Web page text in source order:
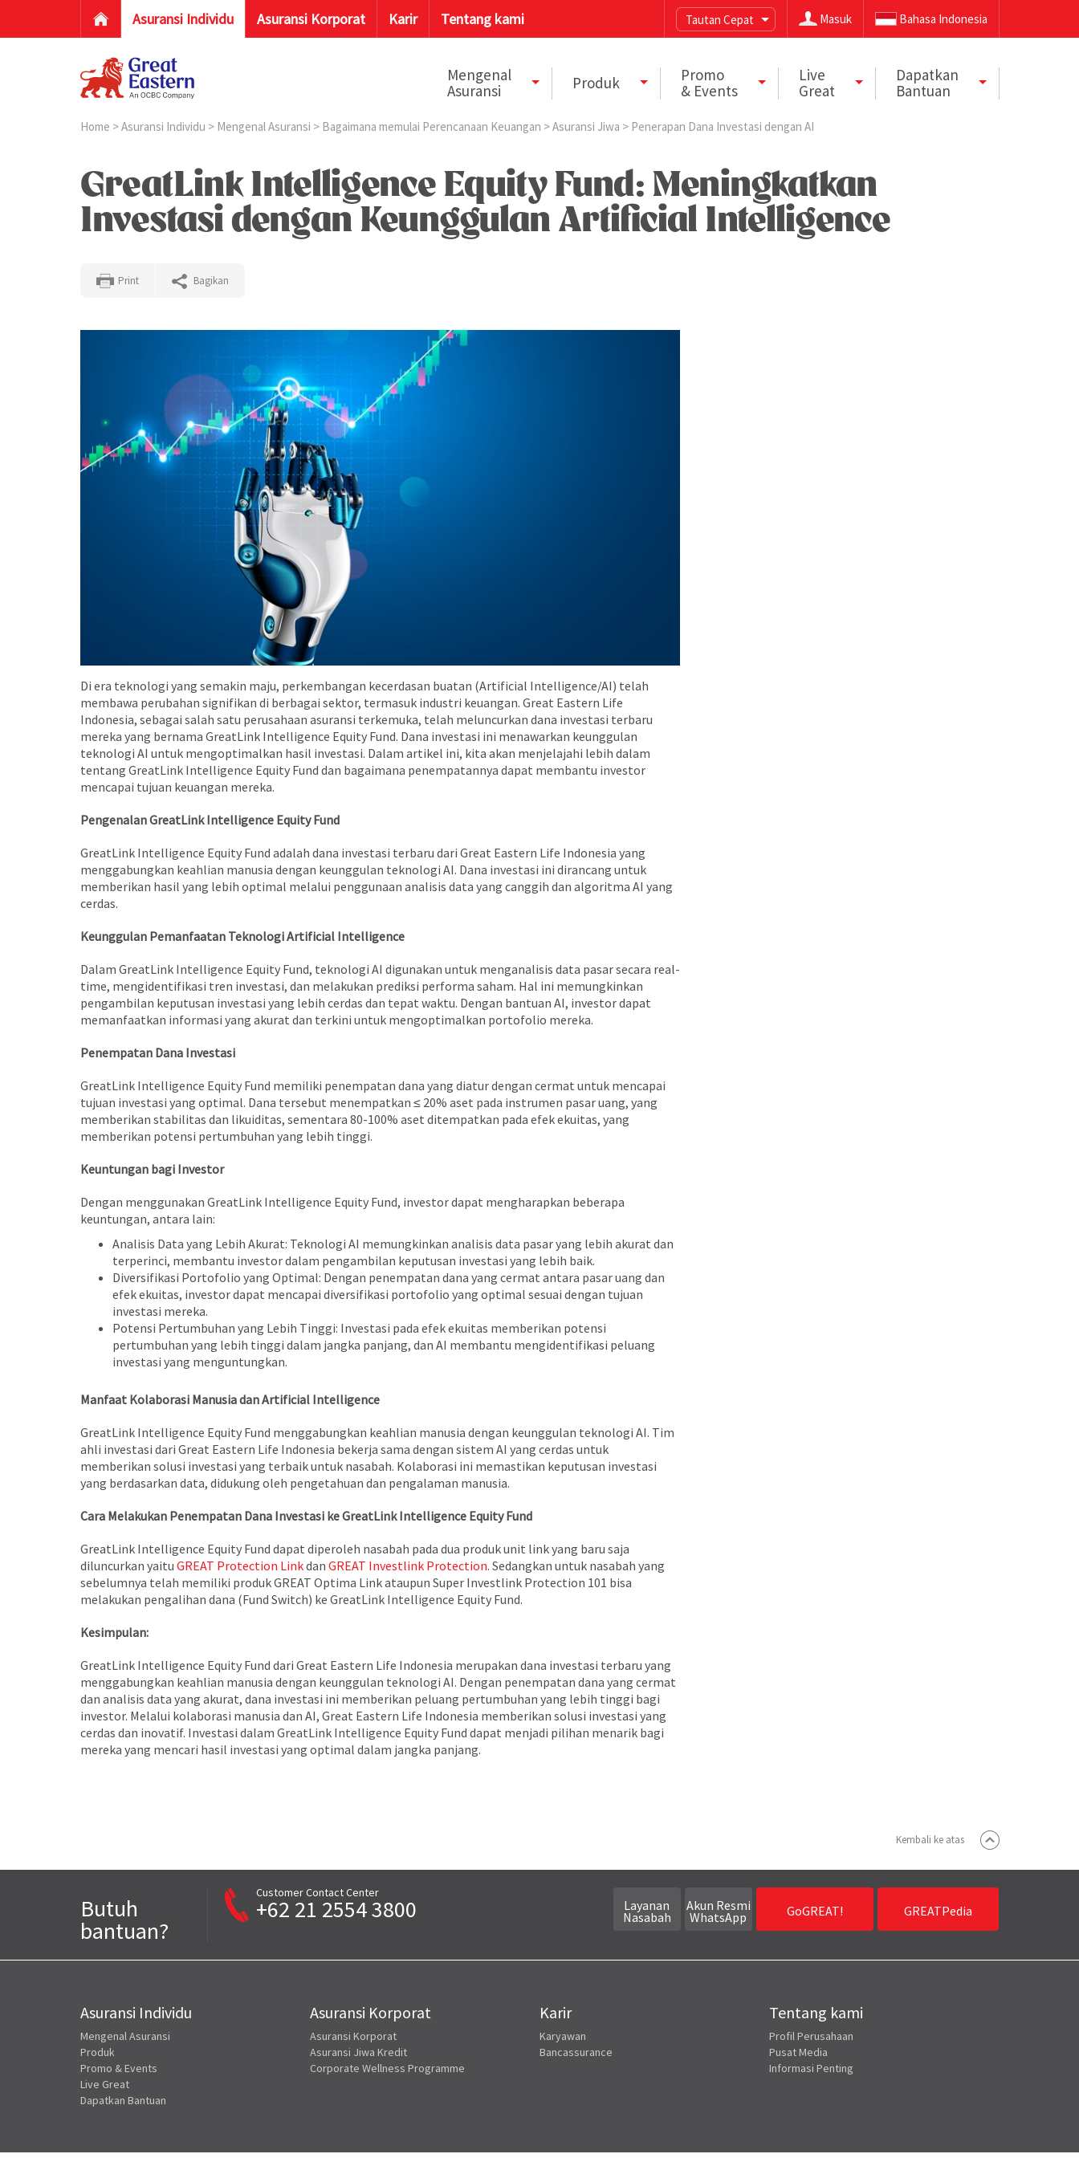
Asuransi Individu Asuransi Korporat Karir Tentang kami Tautan Cepat Masuk Bahasa Indonesia
Mengenal
Asuransi
Produk
Promo
& Events
Live
Great
Dapatkan
Bantuan
Home >Asuransi Individu > Mengenal Asuransi > Bagaimana memulai Perencanaan Keuangan >Asuransi Jiwa > Penerapan Dana Investasi dengan AI
GreatLink Intelligence Equity Fund: Meningkatkan
Investasi dengan Keunggulan Artificial Intelligence
Print Bagikan
Di era teknologi yang semakin maju, perkembangan kecerdasan buatan (Artificial Intelligence/AI) telah
membawa perubahan signifikan di berbagai sektor, termasuk industri keuangan. Great Eastern Life
Indonesia, sebagai salah satu perusahaan asuransi terkemuka, telah meluncurkan dana investasi terbaru
mereka yang bernama GreatLink Intelligence Equity Fund. Dana investasi ini menawarkan keunggulan
teknologi AI untuk mengoptimalkan hasil investasi. Dalam artikel ini, kita akan menjelajahi lebih dalam
tentang GreatLink Intelligence Equity Fund dan bagaimana penempatannya dapat membantu investor
mencapai tujuan keuangan mereka.
Pengenalan GreatLink Intelligence Equity Fund
GreatLink Intelligence Equity Fund adalah dana investasi terbaru dari Great Eastern Life Indonesia yang
menggabungkan keahlian manusia dengan keunggulan teknologi AI. Dana investasi ini dirancang untuk
memberikan hasil yang lebih optimal melalui penggunaan analisis data yang canggih dan algoritma AI yang
cerdas.
Keunggulan Pemanfaatan Teknologi Artificial Intelligence
Dalam GreatLink Intelligence Equity Fund, teknologi AI digunakan untuk menganalisis data pasar secara real-
time, mengidentifikasi tren investasi, dan melakukan prediksi performa saham. Hal ini memungkinkan
pengambilan keputusan investasi yang lebih cerdas dan tepat waktu. Dengan bantuan AI, investor dapat
memanfaatkan informasi yang akurat dan terkini untuk mengoptimalkan portofolio mereka.
Penempatan Dana Investasi
GreatLink Intelligence Equity Fund memiliki penempatan dana yang diatur dengan cermat untuk mencapai
tujuan investasi yang optimal. Dana tersebut menempatkan ≤ 20% aset pada instrumen pasar uang, yang
memberikan stabilitas dan likuiditas, sementara 80-100% aset ditempatkan pada efek ekuitas, yang
memberikan potensi pertumbuhan yang lebih tinggi.
Keuntungan bagi Investor
Dengan menggunakan GreatLink Intelligence Equity Fund, investor dapat mengharapkan beberapa
keuntungan, antara lain:
Analisis Data yang Lebih Akurat: Teknologi AI memungkinkan analisis data pasar yang lebih akurat dan
terperinci, membantu investor dalam pengambilan keputusan investasi yang lebih baik.
Diversifikasi Portofolio yang Optimal: Dengan penempatan dana yang cermat antara pasar uang dan
efek ekuitas, investor dapat mencapai diversifikasi portofolio yang optimal sesuai dengan tujuan
investasi mereka.
Potensi Pertumbuhan yang Lebih Tinggi: Investasi pada efek ekuitas memberikan potensi
pertumbuhan yang lebih tinggi dalam jangka panjang, dan AI membantu mengidentifikasi peluang
investasi yang menguntungkan.
Manfaat Kolaborasi Manusia dan Artificial Intelligence
GreatLink Intelligence Equity Fund menggabungkan keahlian manusia dengan keunggulan teknologi AI. Tim
ahli investasi dari Great Eastern Life Indonesia bekerja sama dengan sistem AI yang cerdas untuk
memberikan solusi investasi yang terbaik untuk nasabah. Kolaborasi ini memastikan keputusan investasi
yang berdasarkan data, didukung oleh pengetahuan dan pengalaman manusia.
Cara Melakukan Penempatan Dana Investasi ke GreatLink Intelligence Equity Fund
GreatLink Intelligence Equity Fund dapat diperoleh nasabah pada dua produk unit link yang baru saja
diluncurkan yaitu GREAT Protection Linkdan GREAT Investlink Protection. Sedangkan untuk nasabah yang
sebelumnya telah memiliki produk GREAT Optima Link ataupun Super Investlink Protection 101 bisa
melakukan pengalihan dana (Fund Switch) ke GreatLink Intelligence Equity Fund.
Kesimpulan:
GreatLink Intelligence Equity Fund dari Great Eastern Life Indonesia merupakan dana investasi terbaru yang
menggabungkan keahlian manusia dengan keunggulan teknologi AI. Dengan penempatan dana yang cermat
dan analisis data yang akurat, dana investasi ini memberikan peluang pertumbuhan yang lebih tinggi bagi
investor. Melalui kolaborasi manusia dan AI, Great Eastern Life Indonesia memberikan solusi investasi yang
cerdas dan inovatif. Investasi dalam GreatLink Intelligence Equity Fund dapat menjadi pilihan menarik bagi
mereka yang mencari hasil investasi yang optimal dalam jangka panjang.
Kembali ke atas
Butuh
bantuan?
Customer Contact Center
+62 21 2554 3800 Layanan
Nasabah
Akun Resmi
WhatsApp GoGREAT! GREATPedia
Asuransi Individu
Mengenal Asuransi
Produk
Promo & Events
Live Great
Dapatkan Bantuan
Asuransi Korporat
Asuransi Korporat
Asuransi Jiwa Kredit
Corporate Wellness Programme
Karir
Karyawan
Bancassurance
Tentang kami
Profil Perusahaan
Pusat Media
Informasi Penting